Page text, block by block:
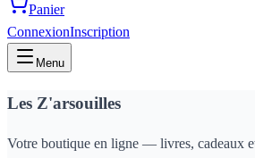
Panier
ConnexionInscription
Menu
Les Z'arsouilles
Votre boutique en ligne — livres, cadeaux